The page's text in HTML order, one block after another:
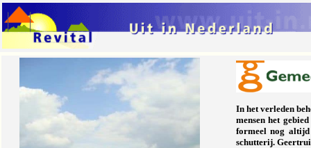
In het verleden
mensen het
formeel nog altijd
schutterij.